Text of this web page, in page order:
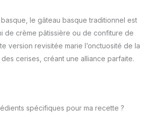
le gâteau basque traditionnel est
de crème pâtissière ou de confiture de
version revisitée marie l’onctuosité de la
des cerises, créant une alliance parfaite.
spécifiques pour ma recette ?